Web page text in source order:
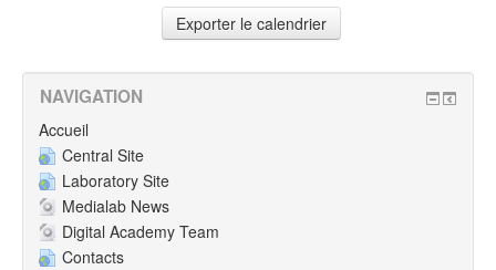
NAVIGATION
Accueil
Central Site
Laboratory Site
Medialab News
Digital Academy Team
Contacts